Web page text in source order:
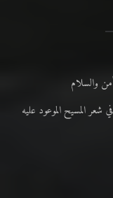
والسلام
عليه السلام ..«3» نظرة في شعر المسيح الموعود عليه